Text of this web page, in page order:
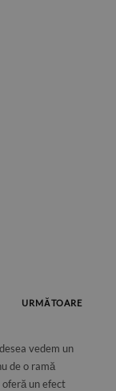
URMĂTOARE
vedem un
de o ramă
un efect